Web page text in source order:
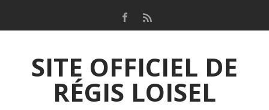
SITE OFFICIEL DE
RÉGIS LOISEL